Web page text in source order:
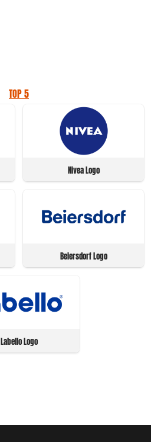
TOP 5
Nivea Logo
Beiersdorf Logo
Labello Logo